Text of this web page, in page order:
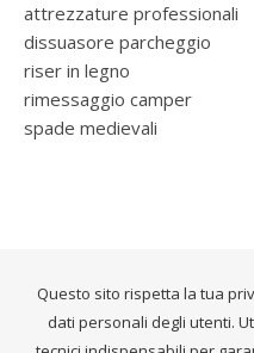
attrezzature professionali
dissuasore parcheggio
riser in legno
rimessaggio camper
spade medievali
Questo sito rispetta la tua
dati personali degli utenti.